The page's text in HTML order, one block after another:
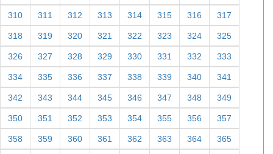
310 311 312 313 314 315 316 317
318 319 320 321 322 323 324 325
326 327 328 329 330 331 332 333
334 335 336 337 338 339 340 341
342 343 344 345 346 347 348 349
350 351 352 353 354 355 356 357
358 359 360 361 362 363 364 365